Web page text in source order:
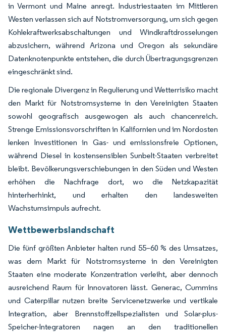
in Vermont und Maine anregt. Industriestaaten im Mittleren
Westen verlassen sich auf Notstromversorgung, um sich gegen
Kohlekraftwerksabschaltungen und Windkraftdrosselungen
abzusichern, während Arizona und Oregon als sekundäre
Datenknotenpunkte entstehen, die durch Übertragungsgrenzen
eingeschränkt sind.
Die regionale Divergenz in Regulierung und Wetterrisiko macht
den Markt für Notstromsysteme in den Vereinigten Staaten
sowohl geografisch ausgewogen als auch chancenreich.
Strenge Emissionsvorschriften in Kalifornien und im Nordosten
lenken Investitionen in Gas- und emissionsfreie Optionen,
während Diesel in kostensensiblen Sunbelt-Staaten verbreitet
bleibt. Bevölkerungsverschiebungen in den Süden und Westen
erhöhen die Nachfrage dort, wo die Netzkapazität
hinterherhinkt, und erhalten den landesweiten
Wachstumsimpuls aufrecht.
Wettbewerbslandschaft
Die fünf größten Anbieter halten rund 55–60 % des Umsatzes,
was dem Markt für Notstromsysteme in den Vereinigten
Staaten eine moderate Konzentration verleiht, aber dennoch
ausreichend Raum für Innovatoren lässt. Generac, Cummins
und Caterpillar nutzen breite Servicenetzwerke und vertikale
Integration, aber Brennstoffzellspezialisten und Solar-plus-
Speicher-Integratoren nagen an den traditionellen